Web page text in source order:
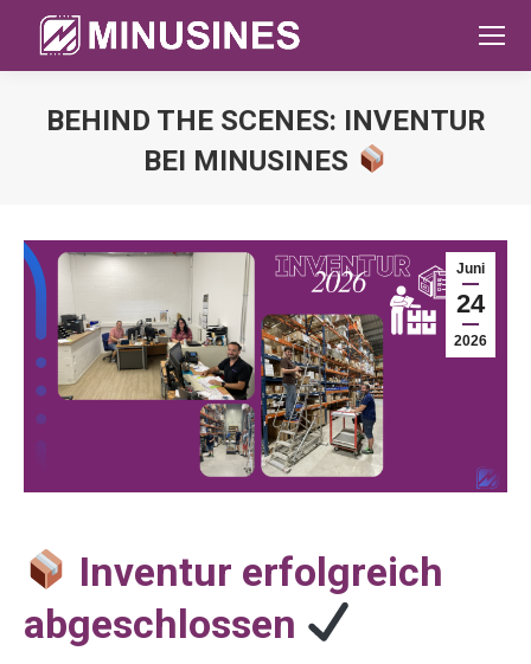
BEHIND THE SCENES: INVENTUR
BEI MINUSINES
Juni
24
2026
Inventur erfolgreich
abgeschlossen